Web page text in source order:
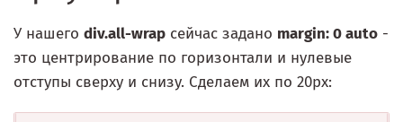
У нашего div.all-wrap сейчас задано margin: 0 auto -
это центрирование по горизонтали и нулевые
отступы сверху и снизу. Сделаем их по 20px: